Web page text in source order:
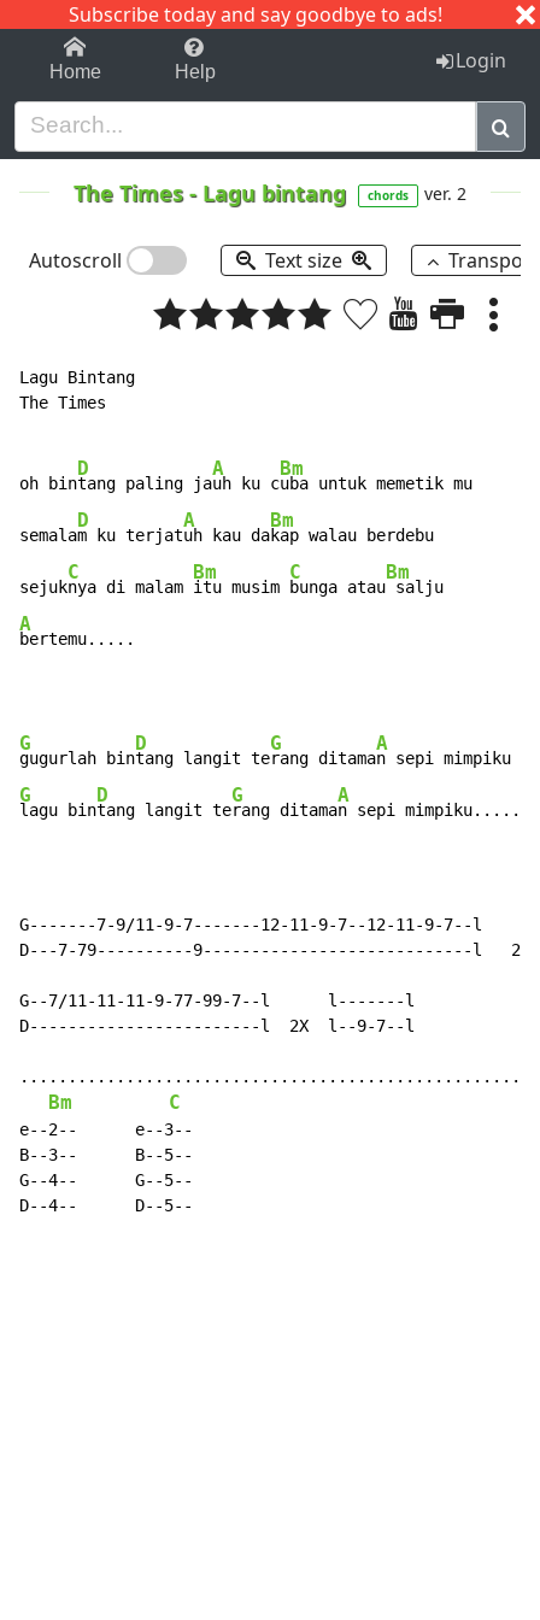
Subscribe today and say goodbye to ads!
1-9 C I J
Home Help Login
The Times- Lagu bintang chords ver. 2
Autoscroll Text size
Lagu Bintang
The Times
oh bin
D
tang paling ja
A
uh ku c
Bm
uba untuk memetik mu
semala
D
m ku terjat
A
uh kau da
Bm
kap walau berdebu
sejuk
C
nya di malam
Bm
itu musim
C
bunga atau
Bm
A
bertemu.....
G
gugurlah bin
D
tang langit te
G
rang ditama
A
G
lagu bin
D
tang langit te
G
rang ditama
A
n sepi mimpiku.....
G-------7-9/11-9-7-------12-11-9-7--12-11-9-7--l
D---7-79----------9----------------------------l   2X
G--7/11-11-11-9-77-99-7--l      l-------l
D------------------------l  2X  l--9-7--l
Bm C
e--2--      e--3--
B--3--      B--5--
G--4--      G--5--
D--4--      D--5--